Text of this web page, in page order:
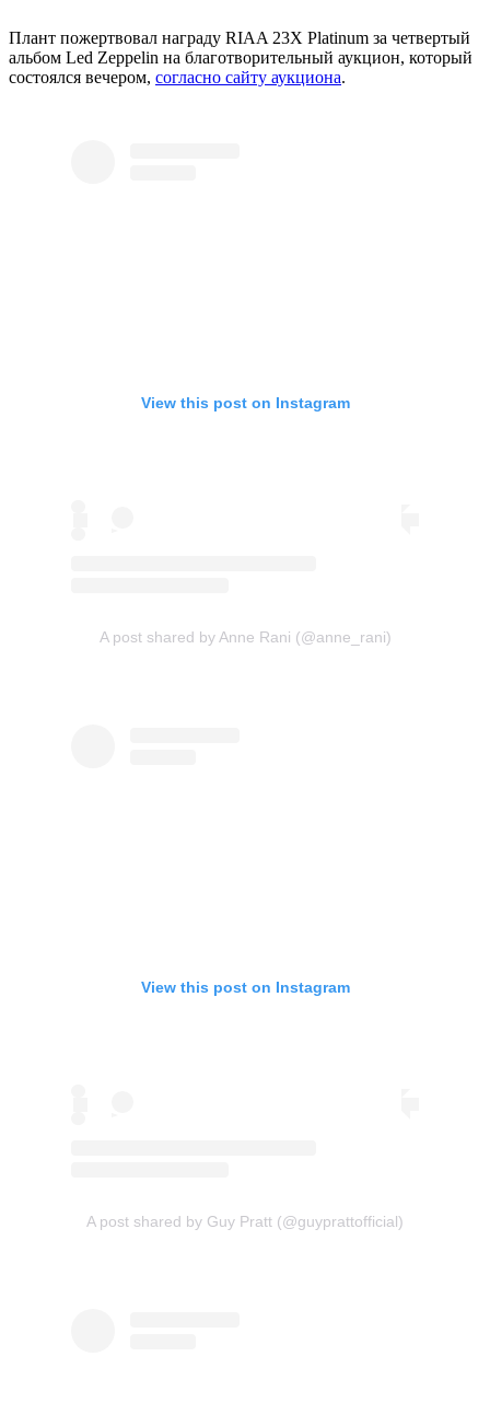
Плант пожертвовал награду RIAA 23X Platinum за четвертый
альбом Led Zeppelin на благотворительный аукцион, который
состоялся вечером, согласно сайту аукциона.
View this post on Instagram
A post shared by Anne Rani (@anne_rani)
View this post on Instagram
A post shared by Guy Pratt (@guyprattofficial)